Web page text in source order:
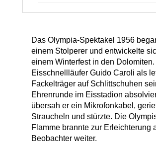
Das Olympia-Spektakel 1956
einem Stolperer und entwickelte
einem Winterfest in den
Eisschnellläufer Guido Caroli als
Fackelträger auf Schlittschuhen
Ehrenrunde im Eisstadion
übersah er ein Mikrofonkabel,
Straucheln und stürzte. Die
Flamme brannte zur Erleichterung
Beobachter weiter.